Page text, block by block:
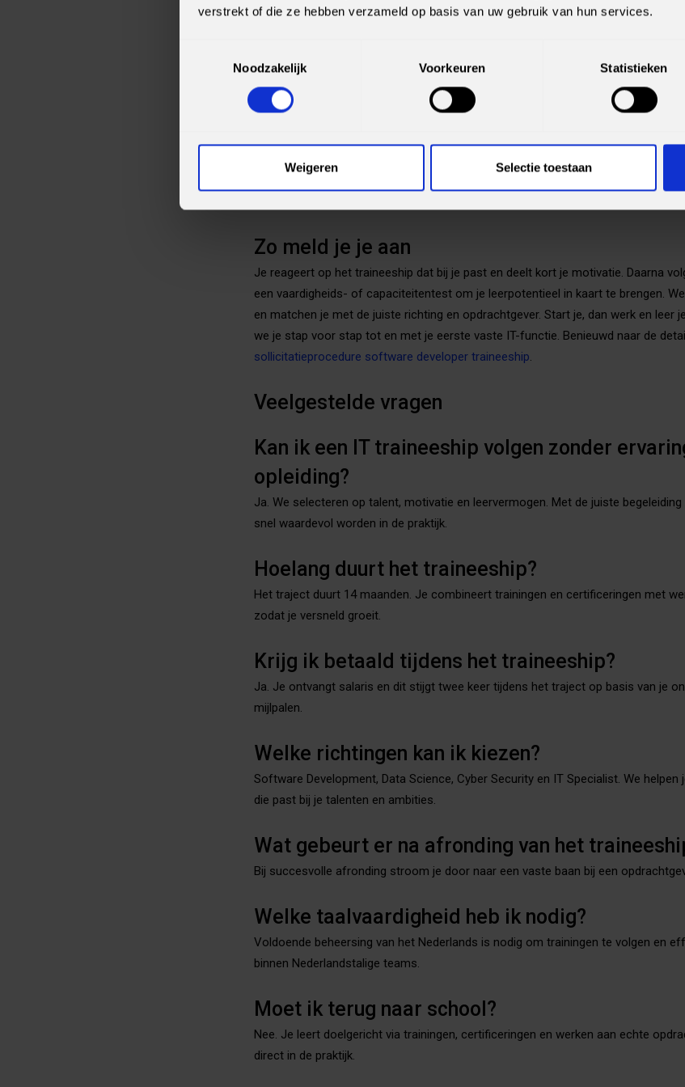
verstrekt of die ze hebben verzameld op basis van uw gebruik van hun services.
Noodzakelijk
Voorkeuren Statistieken
Weigeren Selectie toestaan
Vanaf dag één bouw je aan betaalde werkervaring. Tijdens het traineeship stijgt je
of Integratie Specialist bij BDO, met een startsalaris van minimaal €2.500 op
Past een traineeship zonder ervaring bij jou?
op te lossen, met mensen te schakelen en verantwoordelijkheid te nemen. Je
Zo meld je je aan
Je reageert op het traineeship dat bij je past en deelt kort je motivatie. Daarna
een vaardigheids- of capaciteitentest om je leerpotentieel in kaart te brengen.
en matchen je met de juiste richting en opdrachtgever. Start je, dan werk en leer
we je stap voor stap tot en met je eerste vaste IT-functie. Benieuwd naar de
sollicitatieprocedure software developer traineeship.
Veelgestelde vragen
Kan ik een IT traineeship volgen zonder
opleiding?
Ja. We selecteren op talent, motivatie en leervermogen. Met de juiste
snel waardevol worden in de praktijk.
Hoelang duurt het traineeship?
Het traject duurt 14 maanden. Je combineert trainingen en certificeringen met
zodat je versneld groeit.
Krijg ik betaald tijdens het traineeship?
Ja. Je ontvangt salaris en dit stijgt twee keer tijdens het traject op basis van je
mijlpalen.
Welke richtingen kan ik kiezen?
Software Development, Data Science, Cyber Security en IT Specialist. We helpen
die past bij je talenten en ambities.
Wat gebeurt er na afronding van het
Bij succesvolle afronding stroom je door naar een vaste baan bij een
Welke taalvaardigheid heb ik nodig?
Voldoende beheersing van het Nederlands is nodig om trainingen te volgen en
binnen Nederlandstalige teams.
Moet ik terug naar school?
Nee. Je leert doelgericht via trainingen, certificeringen en werken aan echte
direct in de praktijk.